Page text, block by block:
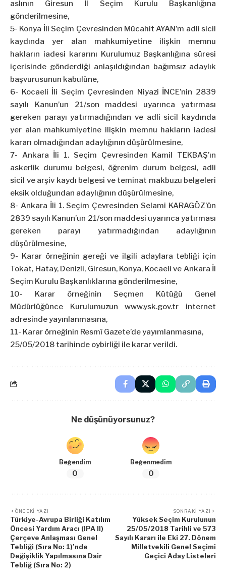
aslının Giresun İl Seçim Kurulu Başkanlığına
gönderilmesine,
5- Konya İli Seçim Çevresinden Mücahit AYAN’m adli sicil
kaydında yer alan mahkumiyetine ilişkin memnu
hakların iadesi kararını Kurulumuz Başkanlığına süresi
içerisinde gönderdiği anlaşıldığından bağımsız adaylık
başvurusunun kabulüne,
6- Kocaeli İli Seçim Çevresinden Niyazi İNCE’nin 2839
sayılı Kanun’un 21/son maddesi uyarınca yatırması
gereken parayı yatırmadığından ve adli sicil kaydında
yer alan mahkumiyetine ilişkin memnu hakların iadesi
kararı olmadığından adaylığının düşürülmesine,
7- Ankara İli 1. Seçim Çevresinden Kamil TEKBAŞ’ın
askerlik durumu belgesi, öğrenim durum belgesi, adli
sicil ve arşiv kaydı belgesi ve teminat makbuzu belgeleri
eksik olduğundan adaylığının düşürülmesine,
8- Ankara İli 1. Seçim Çevresinden Selami KARAGÖZ’ün
2839 sayılı Kanun’un 21/son maddesi uyarınca yatırması
gereken parayı yatırmadığından adaylığının
düşürülmesine,
9- Karar örneğinin gereği ve ilgili adaylara tebliği için
Tokat, Hatay, Denizli, Giresun, Konya, Kocaeli ve Ankara İl
Seçim Kurulu Başkanlıklarına gönderilmesine,
10- Karar örneğinin Seçmen Kütüğü Genel
Müdürlüğünce Kurulumuzunwww.ysk.gov.tr internet
adresinde yayınlanmasına,
11- Karar örneğinin Resmî Gazete’de yayımlanmasına,
25/05/2018 tarihinde oybirliği ile karar verildi.
Ne düşünüyorsunuz?
Beğendim
0
Beğenmedim
0
ÖNCEKI YAZI
Türkiye-Avrupa Birliği Katılım
Öncesi Yardım Aracı (IPA II)
Çerçeve Anlaşması Genel
Tebliği (Sıra No: 1)’nde
Değişiklik Yapılmasına Dair
Tebliğ (Sıra No: 2)
SONRAKI YAZI
Yüksek Seçim Kurulunun
25/05/2018 Tarihli ve 573
Sayılı Kararı ile Eki 27. Dönem
Milletvekili Genel Seçimi
Geçici Aday Listeleri